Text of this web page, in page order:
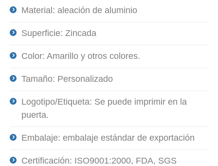
Material: aleación de aluminio
Superficie: Zincada
Color: Amarillo y otros colores.
Tamaño: Personalizado
Logotipo/Etiqueta: Se puede imprimir en la
puerta.
Embalaje: embalaje estándar de exportación
Certificación: ISO9001:2000, FDA, SGS